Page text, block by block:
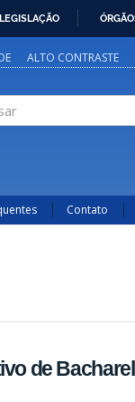
LEGISLAÇÃO
ALTO CONTRASTE
Contato
de